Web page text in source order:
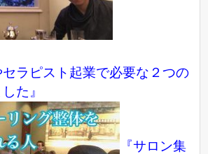
セラピスト起業で必要な２つの
た』
『サロン集